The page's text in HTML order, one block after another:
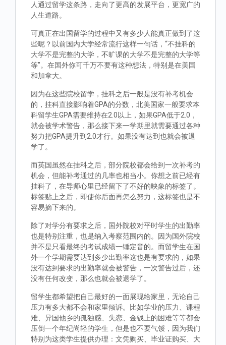
人通过留学这条路，走向了更高的发展平台，更宽广的
人生道路。
可真正在出国留学的过程中又有多少人能真正做到了这
些呢？以前国内大学经常流行这样一句话，“不挂科的
大学不是完整的大学，不旷课的大学不是完整的大学等
等”。在国外你可千万不要有这种想法，特别是在美国
和加拿大。
因为在这些院校留学，挂科之后一般是没有补考机会
的，挂科直接影响着GPA的分数，北美国家一般要求本
科留学生GPA需要维持在2.0以上，如果GPA低于2.0，
就会被学术警告，那么接下来一学期里就需要通过各种
努力把GPA提升到2.0才行。如果没有达到也就会被退
学了。
而英国虽然在挂科之后，部分院校都会给到一次补考的
机会，但能补考通过的几率也相当小。你想之前已经有
挂科了，在导师心里已经留下了不好的映象的标签了。
标签贴上之后，即使你后面再怎么努力，这标签也是不
容易摘下来的。
除了对学分有要求之后，国外院校对平时学生的出勤率
也是特别注重，也是纳入考察范围内的。因为国外院校
并不是只看最终的考试成绩一锤定音的。而留学生在国
外一个学期需要达到多少出勤率这也是有要求的，如果
没有达到要求的出勤率就会被警告，一次警告过后，还
没有任何改变，那么也就会被退学了。
留学生都希望把自己最好的一面展现给家里，无论自己
压力有多大都不会和家里倾诉。比如学业的压力、课程
难、异国他乡的孤独感、失恋、金钱上的困难等等都会
压倒一个年纪尚轻的学生，但是也不要气馁，因为我们
特别为这类学生提供办理：文凭购买、毕业证购买、大